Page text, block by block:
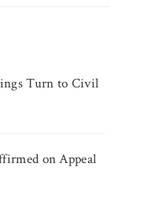
Turn to Civil
on Appeal